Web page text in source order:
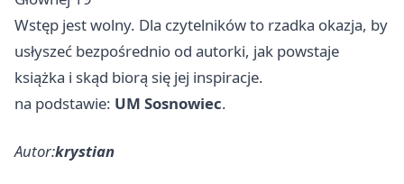
Wstęp jest wolny. Dla czytelników to rzadka okazja, by
usłyszeć bezpośrednio od autorki, jak powstaje
książka i skąd biorą się jej inspiracje.
na podstawie: UM Sosnowiec.
Autor:krystian